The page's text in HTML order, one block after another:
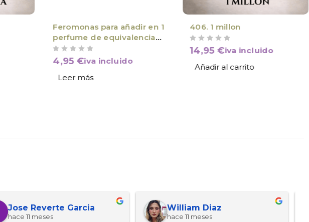
Feromonas para añadir en 1
perfume de equivalencia
100ml Hombre/Mujer
4,95€iva incluido
Leer más
406. 1 millon
14,95€iva incluido
Añadir al carrito
Jose Reverte Garcia
hace 11 meses
William Diaz
hace 11 meses